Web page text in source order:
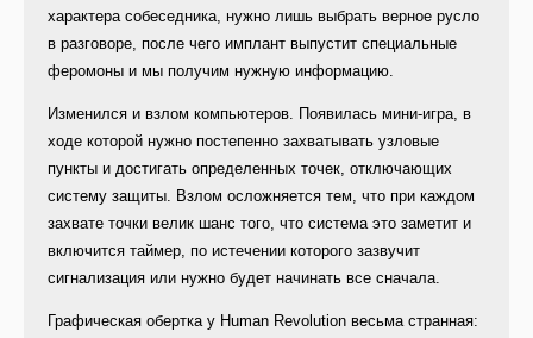
характера собеседника, нужно лишь выбрать верное русло
в разговоре, после чего имплант выпустит специальные
феромоны и мы получим нужную информацию.
Изменился и взлом компьютеров. Появилась мини-игра, в
ходе которой нужно постепенно захватывать узловые
пункты и достигать определенных точек, отключающих
систему защиты. Взлом осложняется тем, что при каждом
захвате точки велик шанс того, что система это заметит и
включится таймер, по истечении которого зазвучит
сигнализация или нужно будет начинать все сначала.
Графическая обертка у Human Revolution весьма странная: